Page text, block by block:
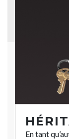
En tant